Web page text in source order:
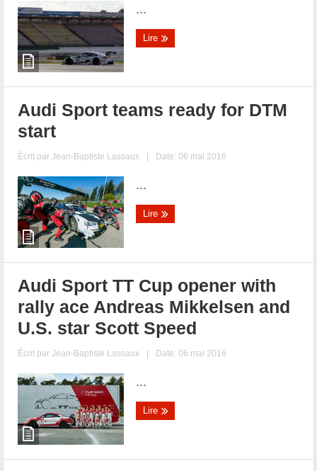
...
Lire
Audi Sport teams ready for DTM
start
Écrit parJean-Baptiste Lassaux | Date: 06 mai 2016
...
Lire
Audi Sport TT Cup opener with
rally ace Andreas Mikkelsen and
U.S. star Scott Speed
Écrit parJean-Baptiste Lassaux | Date: 06 mai 2016
...
Lire